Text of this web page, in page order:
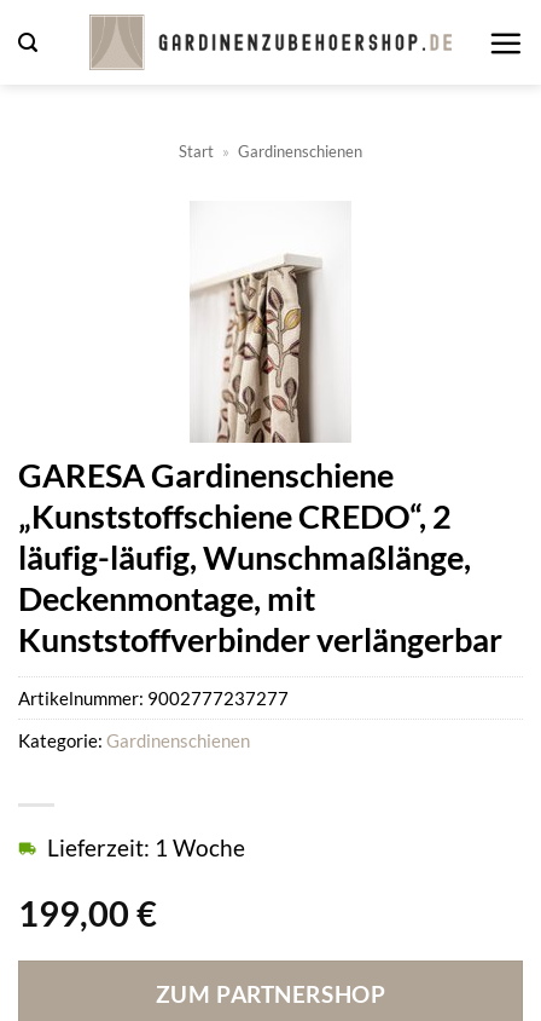
Inhalt
Start » Gardinenschienen
GARESA Gardinenschiene
„Kunststoffschiene CREDO“, 2
läufig-läufig, Wunschmaßlänge,
Deckenmontage, mit
Kunststoffverbinder verlängerbar
199,00 €
Lieferzeit: 1 Woche
ZUM PARTNERSHOP
Artikelnummer: 9002777237277
Kategorie: Gardinenschienen